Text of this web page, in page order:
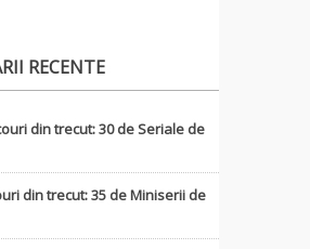
RECENTE
din trecut: 30 de Seriale de
din trecut: 35 de Miniserii de